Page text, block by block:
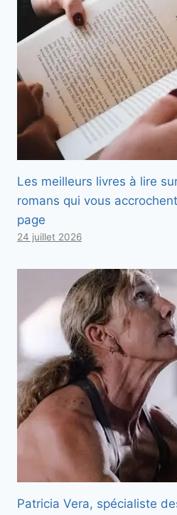
Les meilleurs livres à lire
romans qui vous
page
24 juillet 2026
Patricia Vera, spécialiste